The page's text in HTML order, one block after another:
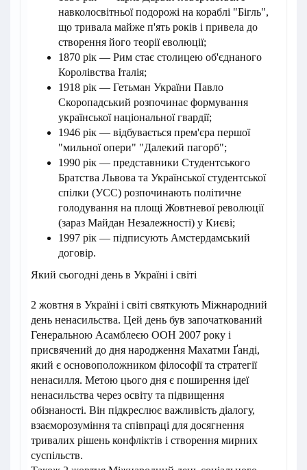
навколосвітньої подорожі на кораблі "Бігль",
що тривала майже п'ять років і привела до
створення його теорії еволюції;
1870 рік — Рим стає столицею об'єднаного
Королівства Італія;
1918 рік — Гетьман України Павло
Скоропадський розпочинає формування
української національної гвардії;
1946 рік — відбувається прем'єра першої
"мильної опери" "Далекий пагорб";
1990 рік — представники Студентського
Братства Львова та Української студентської
спілки (УСС) розпочинають політичне
голодування на площі Жовтневої революції
(зараз Майдан Незалежності) у Києві;
1997 рік — підписують Амстердамський
договір.
Який сьогодні день в Україні і світі
2 жовтня в Україні і світі святкують Міжнародний
день ненасильства. Цей день був започаткований
Генеральною Асамблеєю ООН 2007 року і
присвячений до дня народження Махатми Ґанді,
який є основоположником філософії та стратегії
ненасилля. Метою цього дня є поширення ідеї
ненасильства через освіту та підвищення
обізнаності. Він підкреслює важливість діалогу,
взаєморозуміння та співпраці для досягнення
тривалих рішень конфліктів і створення мирних
суспільств.